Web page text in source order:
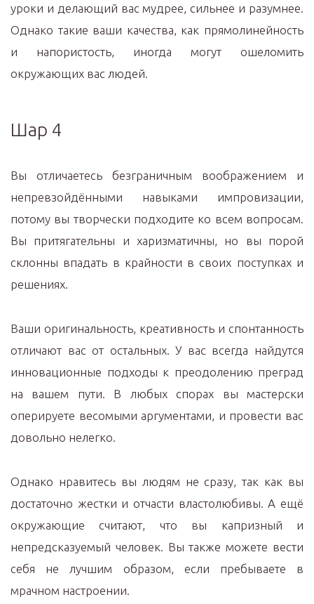
уроки и делающий вас мудрее, сильнее и разумнее.
Однако такие ваши качества, как прямолинейность
и напористость, иногда могут ошеломить
окружающих вас людей.
Шар 4
Вы отличаетесь безграничным воображением и
непревзойдёнными навыками импровизации,
потому вы творчески подходите ко всем вопросам.
Вы притягательны и харизматичны, но вы порой
склонны впадать в крайности в своих поступках и
решениях.
Ваши оригинальность, креативность и спонтанность
отличают вас от остальных. У вас всегда найдутся
инновационные подходы к преодолению преград
на вашем пути. В любых спорах вы мастерски
оперируете весомыми аргументами, и провести вас
довольно нелегко.
Однако нравитесь вы людям не сразу, так как вы
достаточно жестки и отчасти властолюбивы. А ещё
окружающие считают, что вы капризный и
непредсказуемый человек. Вы также можете вести
себя не лучшим образом, если пребываете в
мрачном настроении.